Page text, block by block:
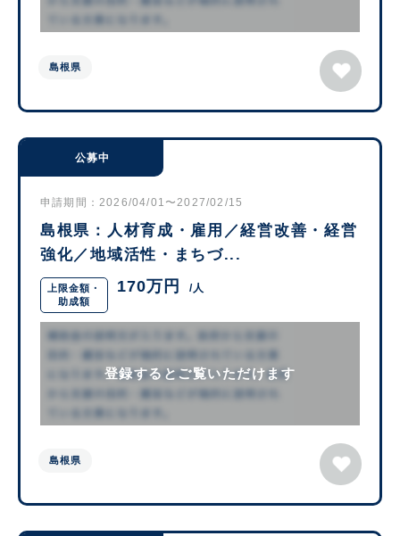
島根県
公募中
申請期間：2026/04/01〜2027/02/15
島根県：人材育成・雇用／経営改善・経営
強化／地域活性・まちづ...
上限金額・
助成額
170万円 /人
登録するとご覧いただけます
島根県